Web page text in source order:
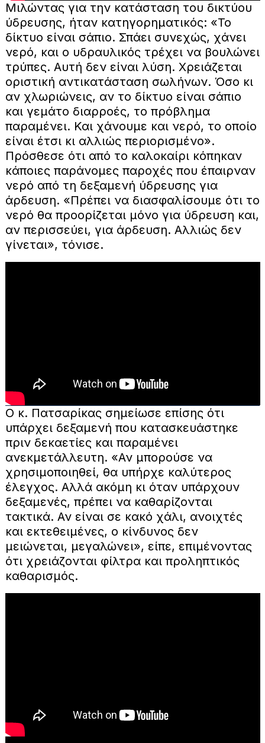
Μιλώντας για την κατάσταση του δικτύου
ύδρευσης, ήταν κατηγορηματικός: «Το
δίκτυο είναι σάπιο. Σπάει συνεχώς, χάνει
νερό, και ο υδραυλικός τρέχει να βουλώνει
τρύπες. Αυτή δεν είναι λύση. Χρειάζεται
οριστική αντικατάσταση σωλήνων. Όσο κι
αν χλωριώνεις, αν το δίκτυο είναι σάπιο
και γεμάτο διαρροές, το πρόβλημα
παραμένει. Και χάνουμε και νερό, το οποίο
είναι έτσι κι αλλιώς περιορισμένο».
Πρόσθεσε ότι από το καλοκαίρι κόπηκαν
κάποιες παράνομες παροχές που έπαιρναν
νερό από τη δεξαμενή ύδρευσης για
άρδευση. «Πρέπει να διασφαλίσουμε ότι το
νερό θα προορίζεται μόνο για ύδρευση και,
αν περισσεύει, για άρδευση. Αλλιώς δεν
γίνεται», τόνισε.
Ο κ. Πατσαρίκας σημείωσε επίσης ότι
υπάρχει δεξαμενή που κατασκευάστηκε
πριν δεκαετίες και παραμένει
ανεκμετάλλευτη. «Αν μπορούσε να
χρησιμοποιηθεί, θα υπήρχε καλύτερος
έλεγχος. Αλλά ακόμη κι όταν υπάρχουν
δεξαμενές, πρέπει να καθαρίζονται
τακτικά. Αν είναι σε κακό χάλι, ανοιχτές
και εκτεθειμένες, ο κίνδυνος δεν
μειώνεται, μεγαλώνει», είπε, επιμένοντας
ότι χρειάζονται φίλτρα και προληπτικός
καθαρισμός.